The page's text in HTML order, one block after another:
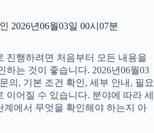
2026년06월03일 00시07분
진행하려면 처음부터 모든 내용을
하는 것이 좋습니다. 2026년06월03
의, 기본 조건 확인, 세부 안내, 필요
이어질 수 있습니다. 분야에 따라 세
계에서 무엇을 확인해야 하는지 아